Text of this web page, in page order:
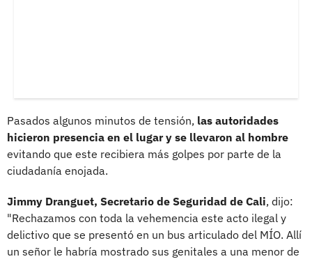
Pasados algunos minutos de tensión, las autoridades
hicieron presencia en el lugar y se llevaron al hombre
evitando que este recibiera más golpes por parte de la
ciudadanía enojada.
Jimmy Dranguet, Secretario de Seguridad de Cali, dijo:
"Rechazamos con toda la vehemencia este acto ilegal y
delictivo que se presentó en un bus articulado del MÍO. Allí
un señor le habría mostrado sus genitales a una menor de